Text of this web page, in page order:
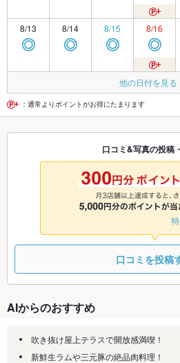
8/13
◎
8/14
◎
8/15
◎
8/16
◎
◎ □
8/22
□
8/23
◎
8/27 8/28 8/29
□
8/30
◎
9/5
□
9/6
□
他の日付を見る
：通常よりポイントがお得にたまります
口コミ&写真の投稿
口コミを投稿
AIからのおすすめ
吹き抜け屋上テラスで開放感満喫！
新鮮生ラムや三元豚の絶品肉料理！